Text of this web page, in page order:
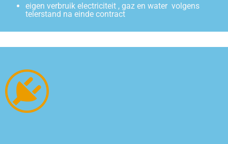
eigen verbruik electriciteit , gaz en water volgens
telerstand na einde contract